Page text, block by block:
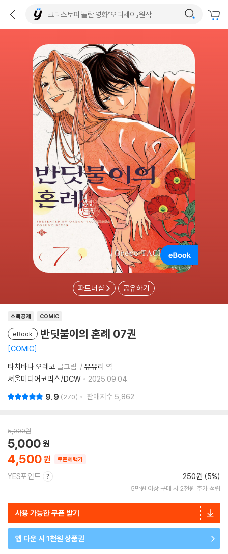
파트너샵 공유하기
소득공제 COMIC
eBook 반딧불이의 혼례 07권
COMIC
타치바나 오레코 글그림 유유리 역
서울미디어코믹스/DCW
2025.09.04.
9.9 270 판매지수 5,862
5,000원
4,500
5,000
쿠폰혜택가
YES포인트 250원 (5%)
5만원 이상 구매 시 2천원 추가 적립
사용 가능한 쿠폰 받기
앱 다운 시 1천원 상품권